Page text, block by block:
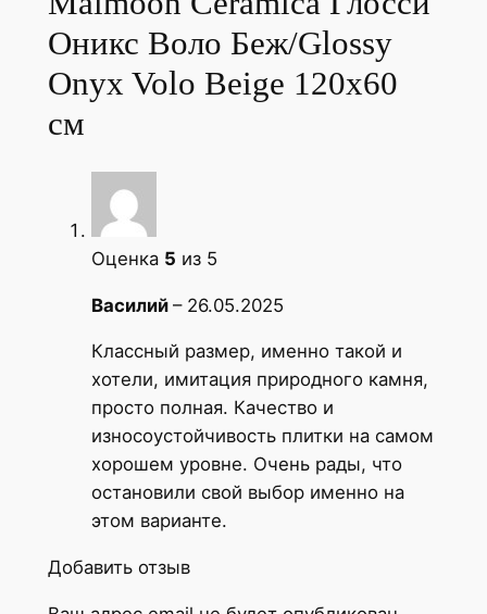
о
с
с
О
o
Оникс Воло Беж/Glossy
Onyx Volo Beige 120х60
см
Оценка 5 из 5
Василий – 26.05.2025
Классный размер, именно такой и
хотели, имитация природного камня,
просто полная. Качество и
износоустойчивость плитки на самом
хорошем уровне. Очень рады, что
остановили свой выбор именно на
этом варианте.
Добавить отзыв